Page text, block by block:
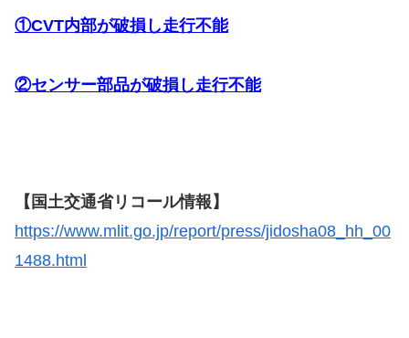
①CVT内部が破損し走行不能
②センサー部品が破損し走行不能
【国土交通省リコール情報】
https://www.mlit.go.jp/report/press/jidosha08_hh_00
1488.html